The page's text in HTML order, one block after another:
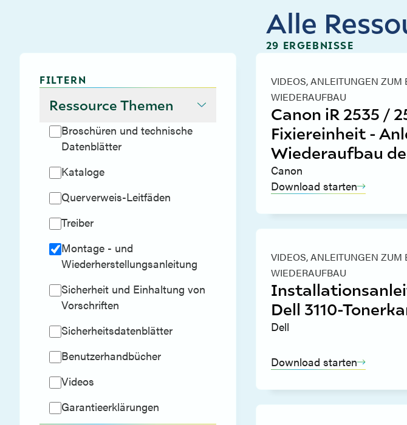
Alle
29 ERGEBNISSE
FILTERN
Ressource Themen
Broschüren und technische
Datenblätter
Kataloge
Querverweis-Leitfäden
Treiber
Montage - und
Wiederherstellungsanleitung
Sicherheit und Einhaltung von
Vorschriften
Sicherheitsdatenblätter
Benutzerhandbücher
Videos
Garantieerklärungen
VIDEOS,ANLEITUNGEN ZUM
WIEDERAUFBAU
Canon iR 2535 /
Fixiereinheit -
Wiederaufbau
Canon
Download starten
VIDEOS,ANLEITUNGEN ZUM
WIEDERAUFBAU
Dell 3110-
Dell
Download starten